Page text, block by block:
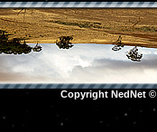
Copyright NedNet